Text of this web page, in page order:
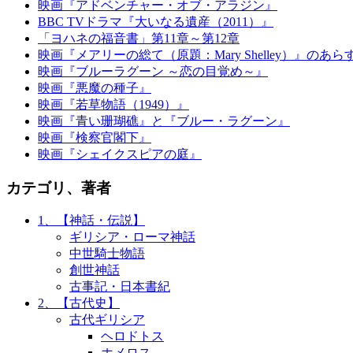
映画『アドベンチャー・オブ・アラジン』
BBC TVドラマ『大いなる遺産（2011）』
「ヨハネの福音書」第11章～第12章
映画『メアリーの総て（原題：Mary Shelley）』のあら
映画『ブルーラグーン ～恋の目覚め～』
映画『悪魔の種子』
映画『若草物語（1949）』
映画『青い珊瑚礁』と『ブルー・ラグーン』
映画『検察官閣下』
映画『シェイクスピアの庭』
カテゴリ、著者
1、【神話・伝説】
ギリシア・ローマ神話
中世騎士物語
創世神話
古事記・日本書紀
2、【古代史】
古代ギリシア
ヘロドトス